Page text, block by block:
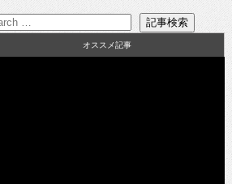
オススメ記事